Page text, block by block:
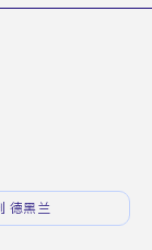
德黑兰